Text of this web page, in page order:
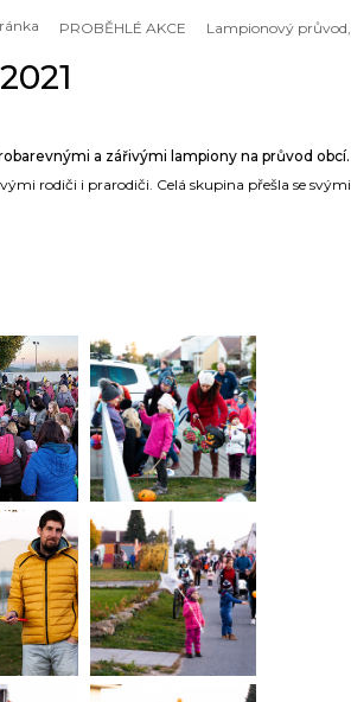
PROBĚHLÉ AKCE
a zářivými lampiony na průvod obcí.
rodiči i prarodiči. Celá skupina přešla se svými